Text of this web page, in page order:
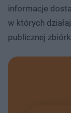
informacje
w których
publicznej